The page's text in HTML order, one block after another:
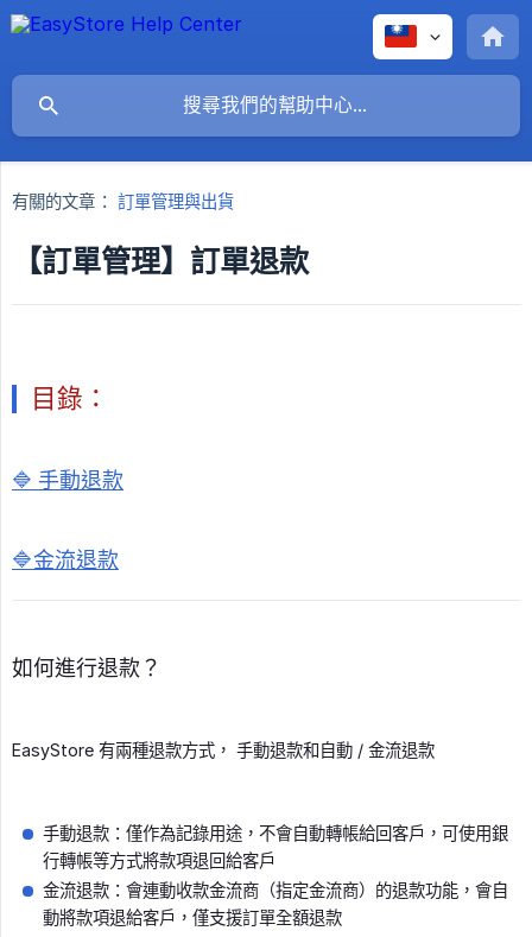
有關的文章： 訂單管理與出貨
【訂單管理】訂單退款
目錄：
🔷 手動退款
🔷金流退款
如何進行退款？
EasyStore 有兩種退款方式， 手動退款和自動 / 金流退款
手動退款：僅作為記錄用途，不會自動轉帳給回客戶，可使用銀
行轉帳等方式將款項退回給客戶
金流退款：會連動收款金流商（指定金流商）的退款功能，會自
動將款項退給客戶，僅支援訂單全額退款